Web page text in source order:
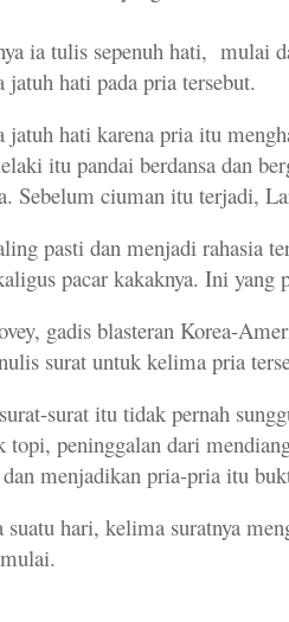
ia tulis sepenuh hati, mulai
jatuh hati pada pria tersebut.
jatuh hati karena pria itu
itu pandai berdansa dan
Sebelum ciuman itu terjadi,
pasti dan menjadi rahasia
pacar kakaknya. Ini yang
gadis blasteran Korea-
surat untuk kelima pria
surat itu tidak pernah
topi, peninggalan dari
dan menjadikan pria-pria itu
suatu hari, kelima suratnya